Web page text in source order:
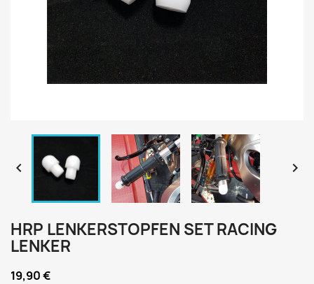
 
HRP LENKERSTOPFEN SET RACING
LENKER
19,90 €